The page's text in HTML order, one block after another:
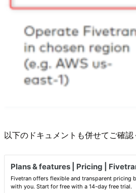
以下のドキュメントも併せてご確認